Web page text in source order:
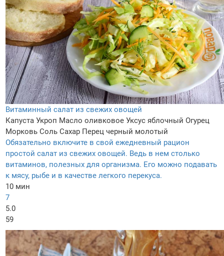
Витаминный салат из свежих овощей
Капуста Укроп Масло оливковое Уксус яблочный Огурец
Морковь Соль Сахар Перец черный молотый
Обязательно включите в свой ежедневный рацион
простой салат из свежих овощей. Ведь в нем столько
витаминов, полезных для организма. Его можно подавать
к мясу, рыбе и в качестве легкого перекуса.
10 мин
7
5.0
59